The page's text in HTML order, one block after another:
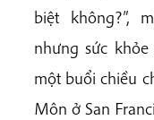
biệt không?”,
nhưng sức
một buổi chiều
Môn ở San